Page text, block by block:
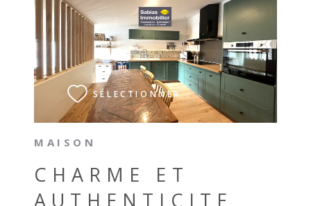
MAISON
CHARME ET
AUTHENTICITE
SÉLECTIONNER
VOIR LE BIEN